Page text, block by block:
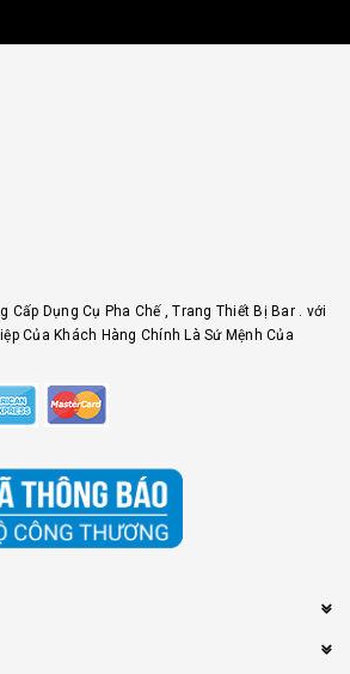
Cấp Dụng Cụ Pha Chế , Trang Thiết Bị Bar . với
Của Khách Hàng Chính Là Sứ Mệnh Của